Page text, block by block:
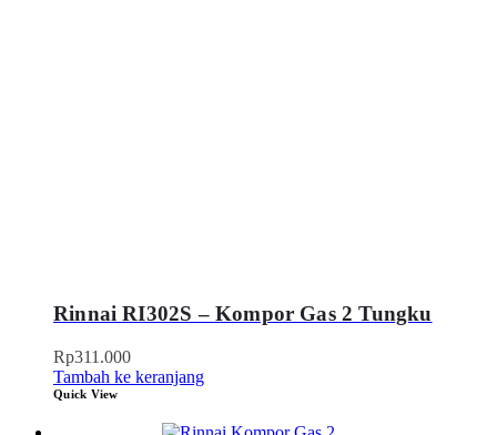
Rinnai RI302S – Kompor Gas 2 Tungku
Rp311.000
Tambah ke keranjang
Quick View